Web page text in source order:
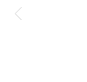
navigation